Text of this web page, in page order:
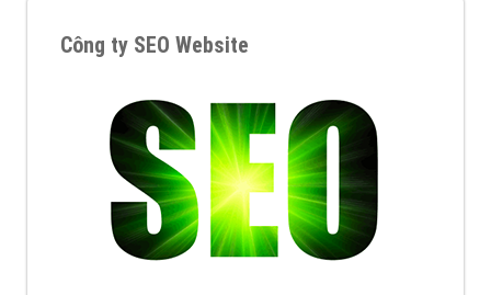
Công ty SEO Website